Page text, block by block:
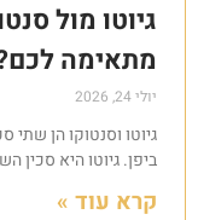
גיוטו מול
מתאימה
יולי 24, 2026
גיוטו וסנטוקו הן שתי
ביפן. גיוטו היא סכין
קרא עוד »